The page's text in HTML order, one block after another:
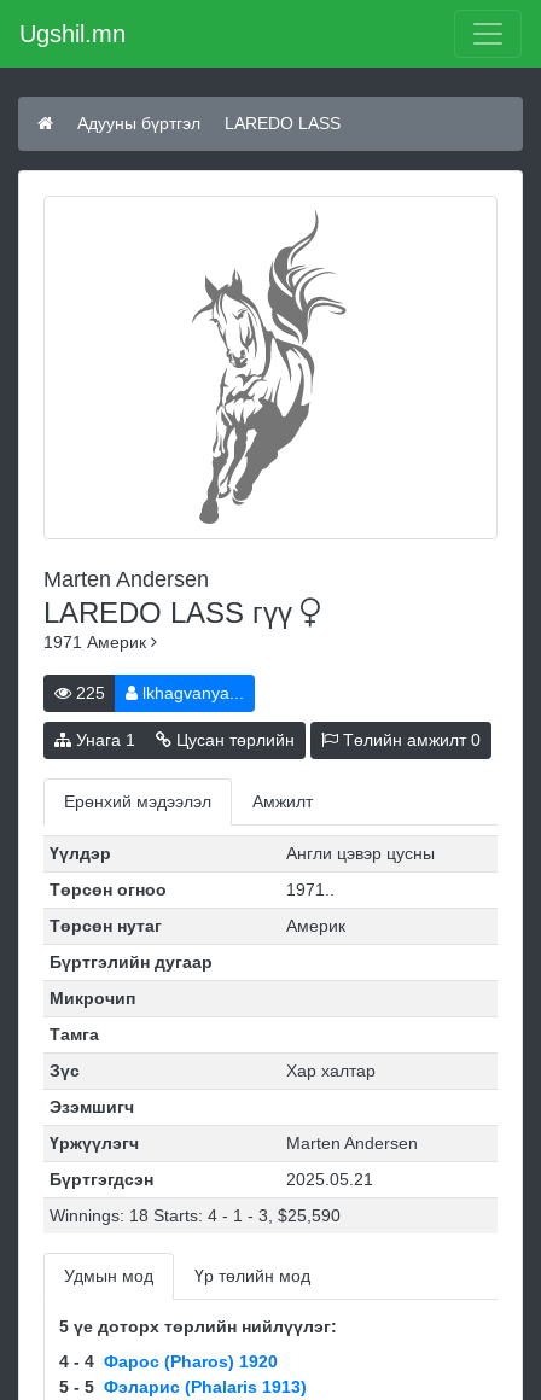
Ugshil.mn
Адууны бүртгэл LAREDO LASS
Marten Andersen
LAREDO LASS гүү
1971 Америк
225 lkhagvanya...
Унага 1 Цусан төрлийн Төлийн амжилт0
Ерөнхий мэдээлэл Амжилт
Үүлдэр
Англи цэвэр цусны
Төрсөн огноо
1971..
Төрсөн нутаг
Америк
Бүртгэлийн дугаар
Микрочип
Тамга
Зүс
Хар халтар
Эзэмшигч
Үржүүлэгч
Marten Andersen
Бүртгэгдсэн
2025.05.21
Winnings: 18 Starts: 4 - 1 - 3, $25,590
Удмын мод Үр төлийн мод
5 үе доторх төрлийн нийлүүлэг:
4 - 4 Фарос (Pharos) 1920
5 - 5 Фэларис (Phalaris 1913)